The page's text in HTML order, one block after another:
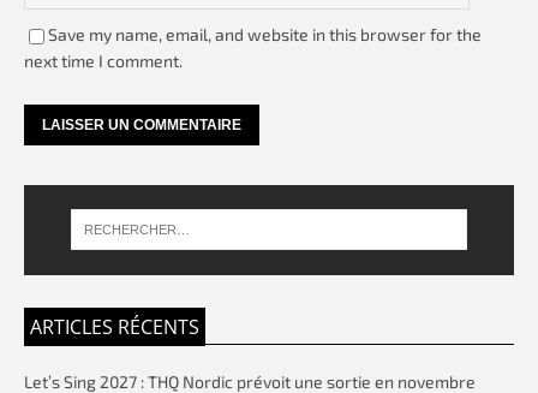
Save my name, email, and website in this browser for the
next time I comment.
ARTICLES RÉCENTS
Let’s Sing 2027 : THQ Nordic prévoit une sortie en novembre